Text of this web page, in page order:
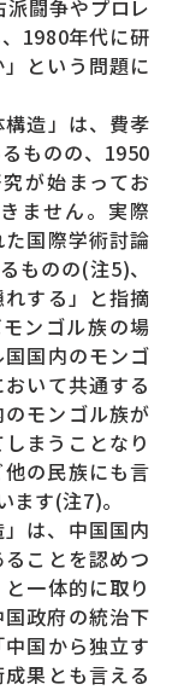
闘争やプロレ
1980年代に研
という問題に
造」は、費孝
ものの、1950
が始まってお
ません。実際
国際学術討論
ものの(注5)、
する」と指摘
ンゴル族の場
国内のモンゴ
いて共通する
モンゴル族が
まうことなり
の民族にも言
ます(注7)。
は、中国国内
ことを認めつ
一体的に取り
政府の統治下
国から独立す
果とも言える